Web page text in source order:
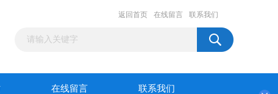
返回首页 在线留言 联系我们
在线留言 联系我们